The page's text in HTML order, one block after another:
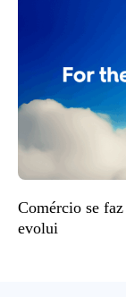
Comércio se
evolui